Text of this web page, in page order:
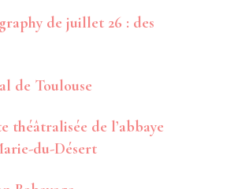
de juillet 26 : des
de Toulouse
théâtralisée de l’abbaye
du-Désert